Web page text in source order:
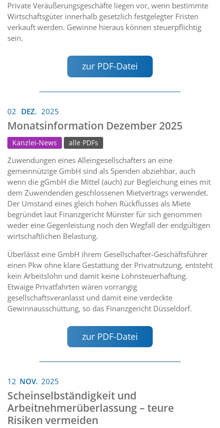
Private Veräußerungsgeschäfte liegen vor, wenn bestimmte
Wirtschaftsgüter innerhalb gesetzlich festgelegter Fristen
verkauft werden. Gewinne hieraus können steuerpflichtig
sein.
zur PDF-Datei
02 DEZ. 2025
Monatsinformation Dezember 2025
Kanzlei-News alle PDFs
Zuwendungen eines Alleingesellschafters an eine
gemeinnützige GmbH sind als Spenden abziehbar, auch
wenn die gGmbH die Mittel (auch) zur Begleichung eines mit
dem Zuwendenden geschlossenen Mietvertrags verwendet.
Der Umstand eines gleich hohen Rückflusses als Miete
begründet laut Finanzgericht Münster für sich genommen
weder eine Gegenleistung noch den Wegfall der endgültigen
wirtschaftlichen Belastung.
Überlässt eine GmbH ihrem Gesellschafter-Geschäftsführer
einen Pkw ohne klare Gestattung der Privatnutzung, entsteht
kein Arbeitslohn und damit keine Lohnsteuerhaftung.
Etwaige Privatfahrten wären vorrangig
gesellschaftsveranlasst und damit eine verdeckte
Gewinnausschüttung, so das Finanzgericht Düsseldorf.
zur PDF-Datei
12 NOV. 2025
Scheinselbständigkeit und
Arbeitnehmerüberlassung – teure
Risiken vermeiden